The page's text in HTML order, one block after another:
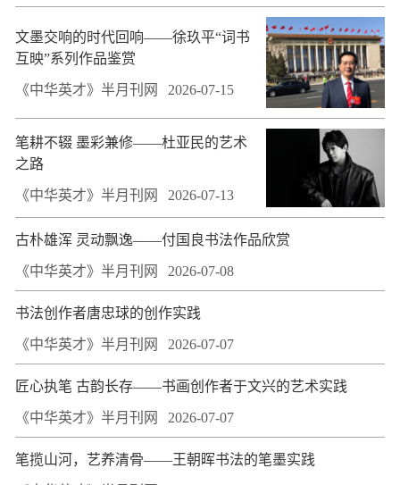
文墨交响的时代回响——徐玖平“词书
互映”系列作品鉴赏
《中华英才》半月刊网 2026-07-15
笔耕不辍 墨彩兼修——杜亚民的艺术
之路
《中华英才》半月刊网 2026-07-13
古朴雄浑 灵动飘逸——付国良书法作品欣赏
《中华英才》半月刊网 2026-07-08
书法创作者唐忠球的创作实践
《中华英才》半月刊网 2026-07-07
匠心执笔 古韵长存——书画创作者于文兴的艺术实践
《中华英才》半月刊网 2026-07-07
​笔揽山河，艺养清骨——王朝晖书法的笔墨实践